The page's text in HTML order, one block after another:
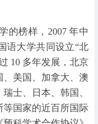
的榜样，2007 年中
语大学共同设立“北
10 多年发展，北京
美国、加拿大、澳
士、日本、韩国、
等国家的近百所国际